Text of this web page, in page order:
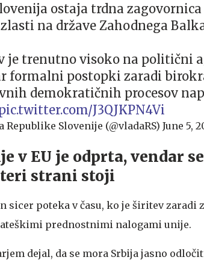
ostaja trdna zagovornica
na države Zahodnega
je trenutno visoko na politični
formalni postopki zaradi
demokratičnih procesov
J3QJKPN4Vi
Republike Slovenije (@vladaRS) June 5,
v EU je odprta, vendar
strani stoji
sicer poteka v času, ko je širitev
prednostnimi nalogami unije.
dejal, da se mora Srbija jasno